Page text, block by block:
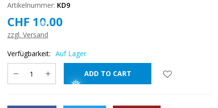
Artikelnummer: KD9
CHF 10.00
zzgl. Versand
Verfügbarkeit: Auf Lager
ADD TO CART
❅